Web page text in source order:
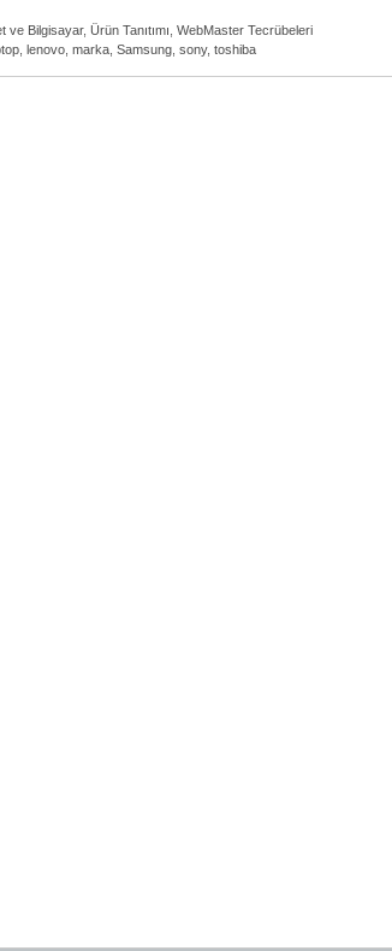
ve Bilgisayar, Ürün Tanıtımı WebMaster Tecrübeleri
lenovo marka Samsung sony, toshiba